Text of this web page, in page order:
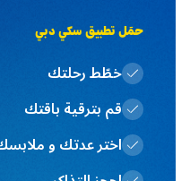
حمَل تطبيق سكي دبي
خطّط رحلتك
قم بترقية باقتك
اختر عدتك و